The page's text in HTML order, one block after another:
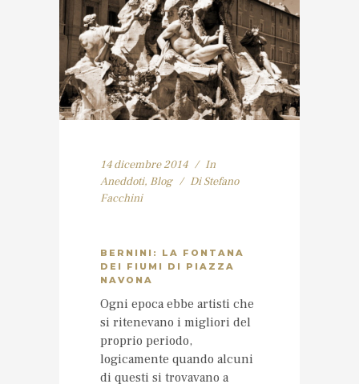
14 dicembre 2014
In
Aneddoti, Blog Di Stefano
Facchini
BERNINI: LA FONTANA
DEI FIUMI DI PIAZZA
NAVONA
Ogni epoca ebbe artisti che
si ritenevano i migliori del
proprio periodo,
logicamente quando alcuni
di questi si trovavano a